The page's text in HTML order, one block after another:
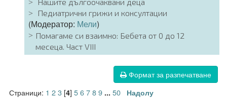
Педиатрични грижи и консултации
(Модератор: Мели)
Помагаме си взаимно: Бебета от 0 до 12
месеца. Част VIII
Формат за разпечатване
Страници: 1 23[4] 56789 ... 50 Надолу